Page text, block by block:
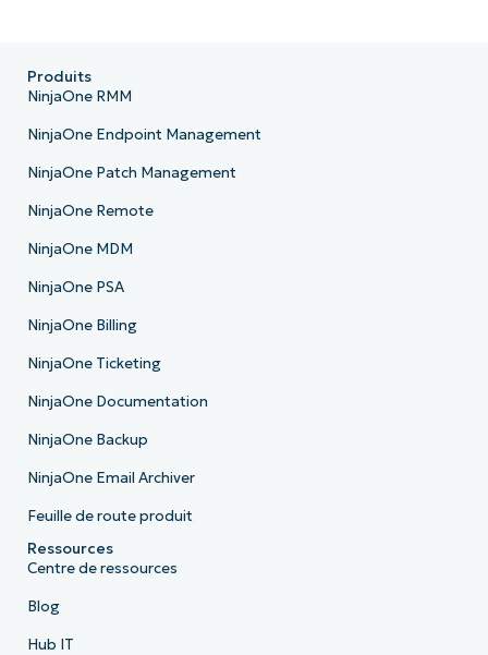
Produits
NinjaOne RMM
NinjaOne Endpoint Management
NinjaOne Patch Management
NinjaOne Remote
NinjaOne MDM
NinjaOne PSA
NinjaOne Billing
NinjaOne Ticketing
NinjaOne Documentation
NinjaOne Backup
NinjaOne Email Archiver
Feuille de route produit
Ressources
Centre de ressources
Blog
Hub IT